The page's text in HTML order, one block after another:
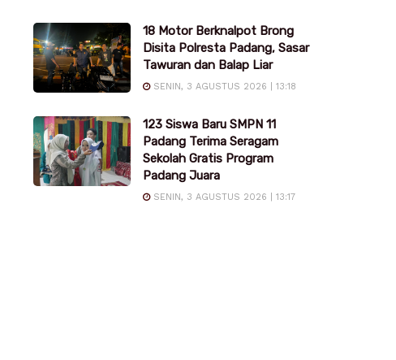
18 Motor Berknalpot Brong
Disita Polresta Padang, Sasar
Tawuran dan Balap Liar
SENIN, 3 AGUSTUS 2026 | 13:18
123 Siswa Baru SMPN 11
Padang Terima Seragam
Sekolah Gratis Program
Padang Juara
SENIN, 3 AGUSTUS 2026 | 13:17